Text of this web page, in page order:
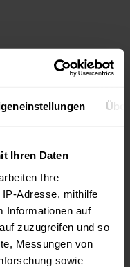
Ihren Daten
Ihre
Adresse, mithilfe
Informationen auf
zuzugreifen und so
Messungen von
sowie